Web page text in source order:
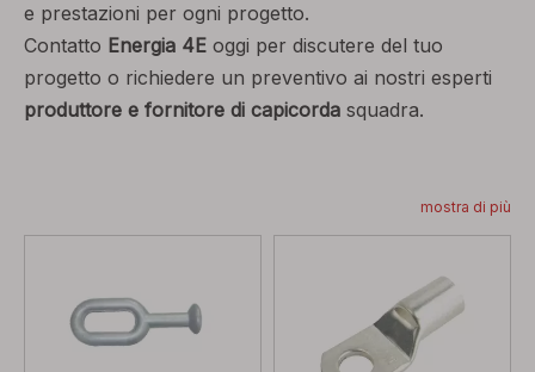
e prestazioni per ogni progetto.
Contatto Energia 4E oggi per discutere del tuo
progetto o richiedere un preventivo ai nostri esperti
produttore e fornitore di capicorda squadra.
mostra di più